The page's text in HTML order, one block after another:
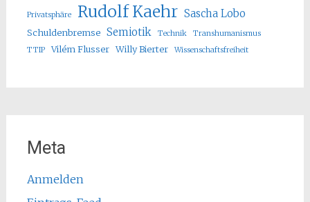
Privatsphäre Rudolf Kaehr Sascha Lobo
Schuldenbremse Semiotik Technik
Transhumanismus
TTIP
Vilém Flusser Willy Bierter Wissenschaftsfreiheit
Meta
Anmelden